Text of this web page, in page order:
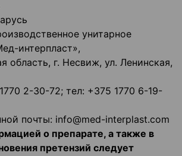
унитарное
интерпласт»,
область, г. Несвиж, ул. Ленинская,
2-30-72; тел: +375 1770 6-19-
почты: info@med-interplast.com
о препарате, а также в
претензий следует